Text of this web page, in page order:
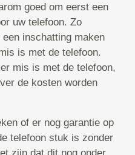
goed om eerst een
uw telefoon. Zo
inschatting maken
is met de telefoon.
mis is met de telefoon,
de kosten worden
of er nog garantie op
telefoon stuk is zonder